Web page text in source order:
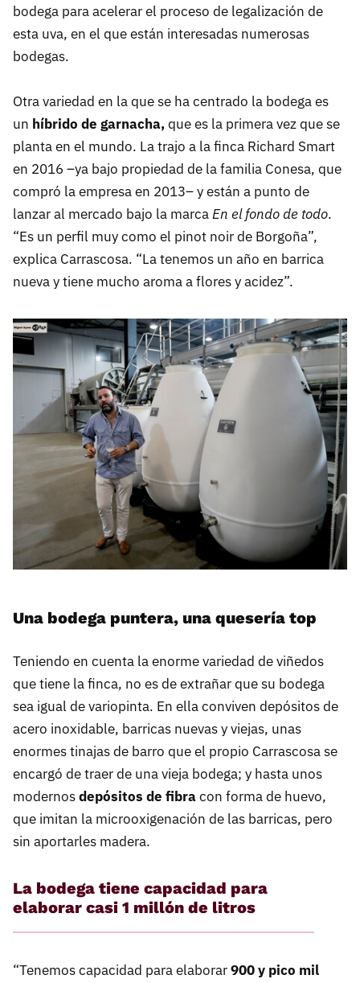
bodega para acelerar el proceso de legalización de
esta uva, en el que están interesadas numerosas
bodegas.
Otra variedad en la que se ha centrado la bodega es
un híbrido de garnacha,que es la primera vez que se
planta en el mundo. La trajo a la finca Richard Smart
en 2016 –ya bajo propiedad de la familia Conesa, que
compró la empresa en 2013– y están a punto de
lanzar al mercado bajo la marcaEn el fondo de todo.
“Es un perfil muy como el pinot noir de Borgoña”,
explica Carrascosa. “La tenemos un año en barrica
nueva y tiene mucho aroma a flores y acidez”.
Una bodega puntera, una quesería top
Teniendo en cuenta la enorme variedad de viñedos
que tiene la finca, no es de extrañar que su bodega
sea igual de variopinta. En ella conviven depósitos de
acero inoxidable, barricas nuevas y viejas, unas
enormes tinajas de barro que el propio Carrascosa se
encargó de traer de una vieja bodega; y hasta unos
modernosdepósitos de fibracon forma de huevo,
que imitan la microoxigenación de las barricas, pero
sin aportarles madera.
La bodega tiene capacidad para
elaborar casi 1 millón de litros
“Tenemos capacidad para elaborar900 y pico mil